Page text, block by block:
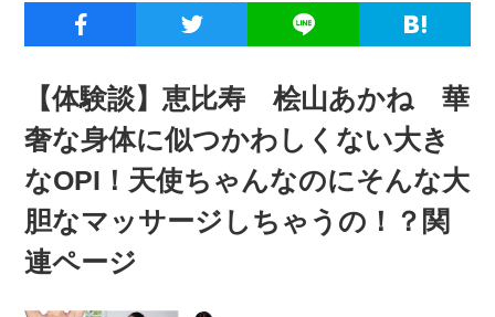
【体験談】恵比寿 桧山あかね 華
奢な身体に似つかわしくない大き
なOPI！天使ちゃんなのにそんな大
胆なマッサージしちゃうの！？関
連ページ